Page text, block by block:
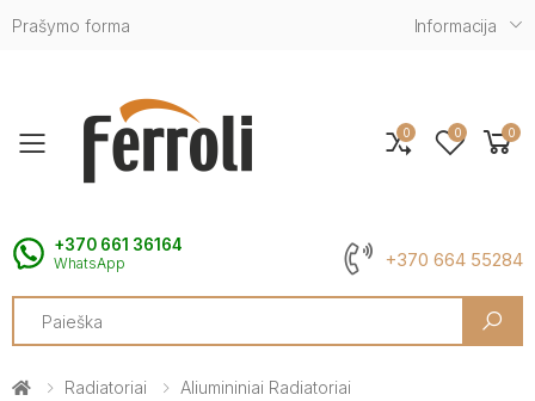
Prašymo forma Informacija
Toggle mobile menu
+370 661 36164
WhatsApp +370 664 55284
Search
0 0 0
Radiatoriai
Aliumininiai Radiatoriai